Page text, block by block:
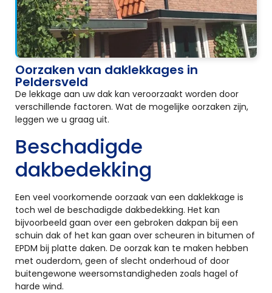
Oorzaken van daklekkages in
Peldersveld
De lekkage aan uw dak kan veroorzaakt worden door
verschillende factoren. Wat de mogelijke oorzaken zijn,
leggen we u graag uit.
Beschadigde
dakbedekking
Een veel voorkomende oorzaak van een daklekkage is
toch wel de beschadigde dakbedekking. Het kan
bijvoorbeeld gaan over een gebroken dakpan bij een
schuin dak of het kan gaan over scheuren in bitumen of
EPDM bij platte daken. De oorzak kan te maken hebben
met ouderdom, geen of slecht onderhoud of door
buitengewone weersomstandigheden zoals hagel of
harde wind.